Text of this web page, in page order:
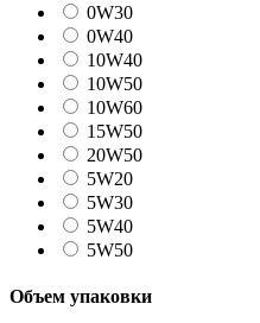
0W30
0W40
10W40
10W50
10W60
15W50
20W50
5W20
5W30
5W40
5W50
Объем упаковки